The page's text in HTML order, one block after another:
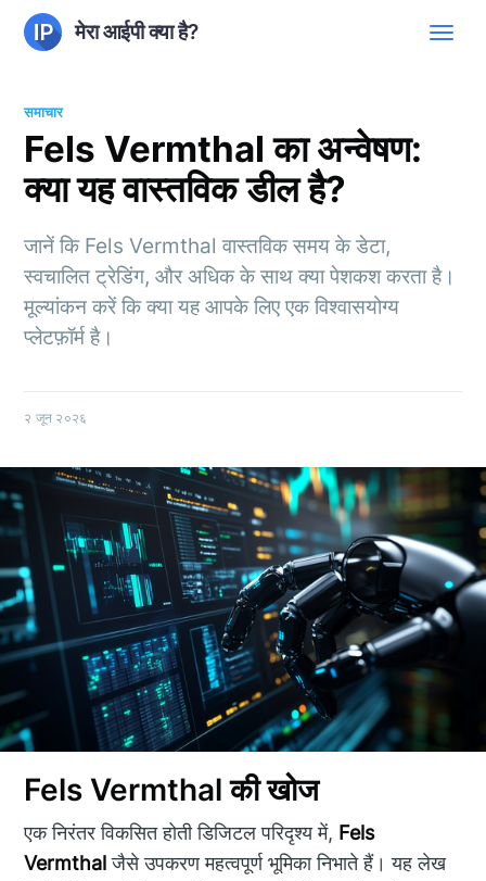
मेरा आईपी क्या है?
समाचार
Fels Vermthal का अन्वेषण:
क्या यह वास्तविक डील है?
जानें कि Fels Vermthal वास्तविक समय के डेटा,
स्वचालित ट्रेडिंग, और अधिक के साथ क्या पेशकश करता है।
मूल्यांकन करें कि क्या यह आपके लिए एक विश्वासयोग्य
प्लेटफ़ॉर्म है।
२ जून २०२६
Fels Vermthal की खोज
एक निरंतर विकसित होती डिजिटल परिदृश्य में, Fels
Vermthalजैसे उपकरण महत्वपूर्ण भूमिका निभाते हैं। यह लेख